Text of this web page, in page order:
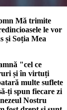
Mă trimite
le vor
și Soția Mea
"cel ce
și în virtuți
multe suflete
ți spun fiecare zi
Nostru